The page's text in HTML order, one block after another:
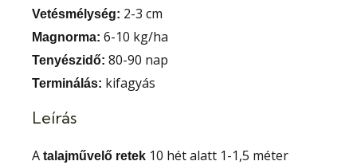
Vetésmélység: 2-3 cm
Magnorma: 6-10 kg/ha
Tenyészidő: 80-90 nap
Terminálás: kifagyás
Leírás
A talajművelő retek 10 hét alatt 1-1,5 méter